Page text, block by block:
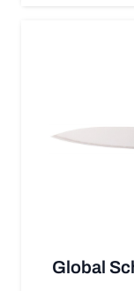
Global